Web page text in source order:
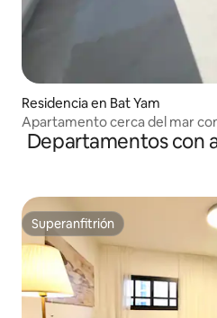
Residencia en Bat Yam
Apartamento cerca del mar
Departamentos con
Superanfitrión
Superanfitrión